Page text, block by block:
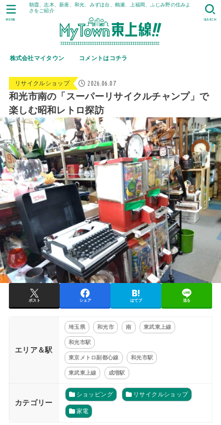
朝霞、志木、新座、和光、みずほ台、鶴瀬、上福岡、ふじみ野の住みよ
さをご紹介
株式会社マイタウン コメントはコチラ
SEARCH
MENU
リサイクルショップ 2026.06.07
和光市南の「スーパーリサイクルチャンプ」で
楽しむ昭和レトロ探訪
ポスト シェア はてブ 送る
エリア＆駅
埼玉県 和光市 南 東武東上線
和光市駅
東京メトロ副都心線 和光市駅
東武東上線 成増駅
カテゴリー
ショッピング リサイクルショップ
家電